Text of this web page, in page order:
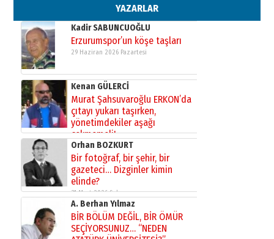
YAZARLAR
02 Ağustos 2026 Pazar
Kadir SABUNCUOĞLU
Erzurumspor’un köşe taşları
29 Haziran 2026 Pazartesi
Kenan GÜLERCİ
Murat Şahsuvaroğlu ERKON’da
çıtayı yukarı taşırken,
yönetimdekiler aşağı
çekmemeli!
17 Şubat 2026 SalıOrhan BOZKURT
Bir fotoğraf, bir şehir, bir
gazeteci… Dizginler kimin
elinde?
31 Mart 2026 Salı
A. Berhan Yılmaz
BİR BÖLÜM DEĞİL, BİR ÖMÜR
SEÇİYORSUNUZ… “NEDEN